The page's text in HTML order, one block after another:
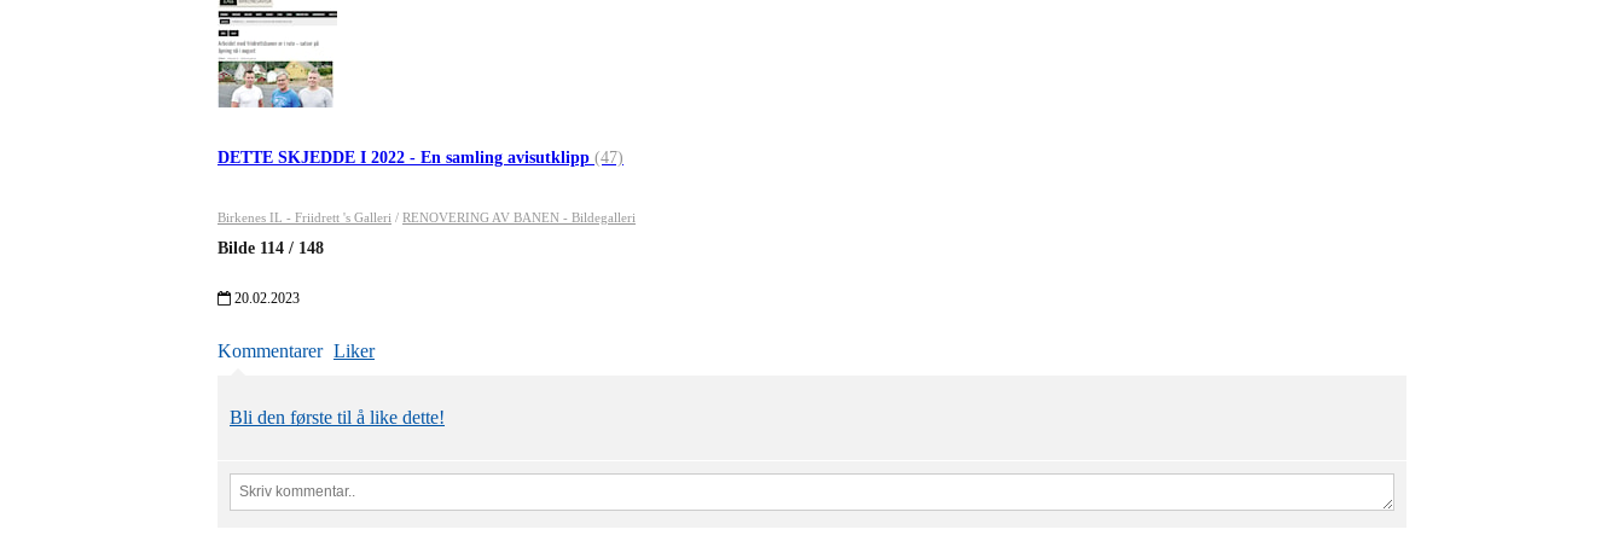
DETTE SKJEDDE I 2022 - En samling avisutklipp (47)
Birkenes IL - Friidrett 's Galleri / RENOVERING AV BANEN - Bildegalleri
Bilde 114 / 148
20.02.2023
Kommentarer Liker
Bli den første til å like dette!